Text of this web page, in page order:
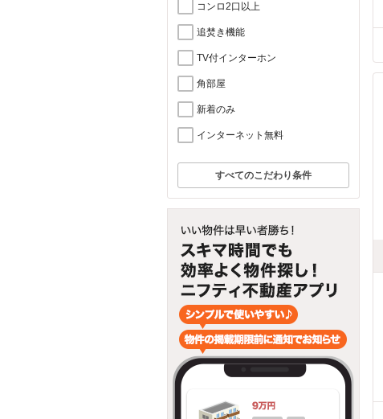
コンロ2口以上
追焚き機能
TV付インターホン
角部屋
新着のみ
インターネット無料
すべてのこだわり条件